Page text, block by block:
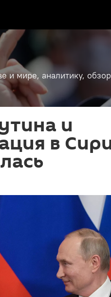
и мире, аналитику,
и
в